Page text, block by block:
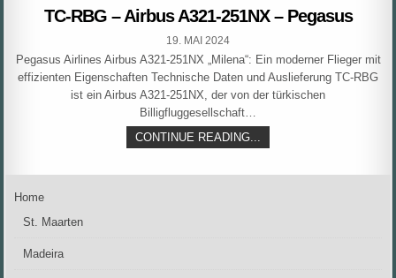
in
TC-RBG – Airbus A321-251NX – Pegasus
PUBLISHED
19. MAI 2024
Pegasus Airlines Airbus A321-251NX „Milena“: Ein moderner Flieger mit
effizienten Eigenschaften Technische Daten und Auslieferung TC-RBG
ist ein Airbus A321-251NX, der von der türkischen
Billigfluggesellschaft…
CONTINUE READING...
RBG
AIRBUS
Home
St. Maarten
Madeira